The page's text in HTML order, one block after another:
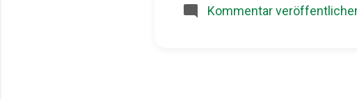
ein Fisch, der in den kühlen
Kommentar